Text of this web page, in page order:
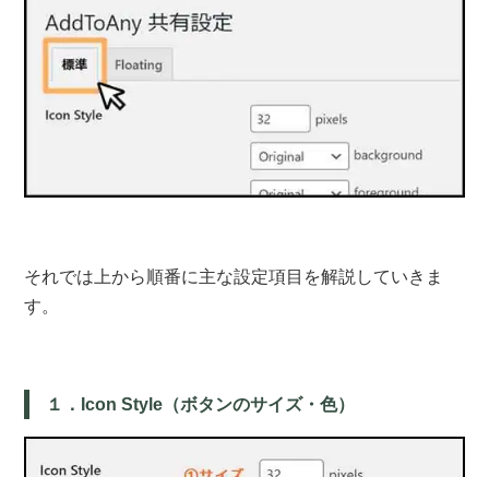
それでは上から順番に主な設定項目を解説していきま
す。
１．Icon Style（ボタンのサイズ・色）